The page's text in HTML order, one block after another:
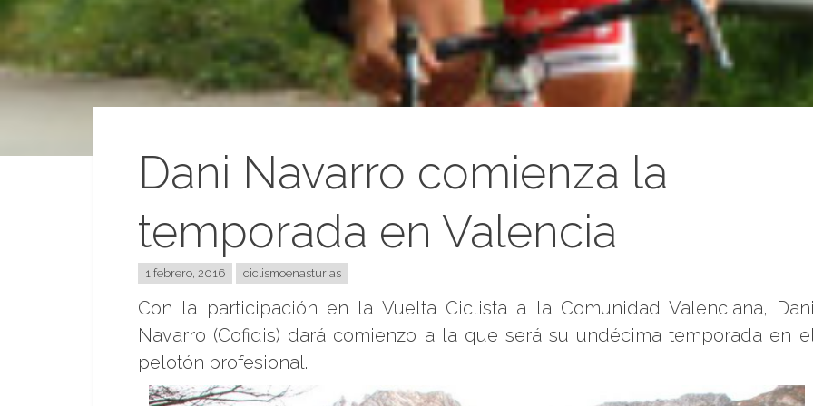
Dani Navarro comienza la
temporada en Valencia
1 febrero, 2016 ciclismoenasturias
Con la participación en la Vuelta Ciclista a la Comunidad Valenciana,
Navarro (Cofidis) dará comienzo a la que será su undécima temporada en
pelotón profesional.